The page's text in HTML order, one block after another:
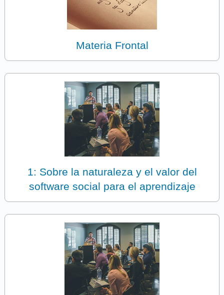
Materia Frontal
1: Sobre la naturaleza y el valor del
software social para el aprendizaje